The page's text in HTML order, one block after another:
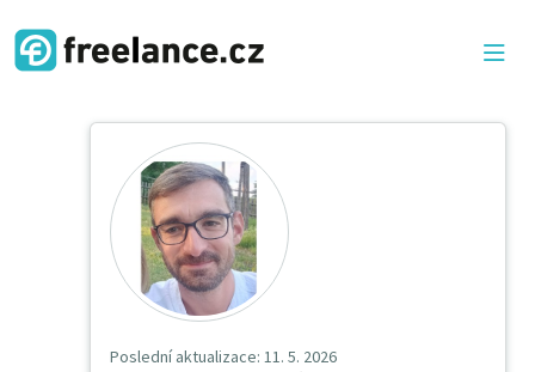
Poslední aktualizace: 11. 5. 2026